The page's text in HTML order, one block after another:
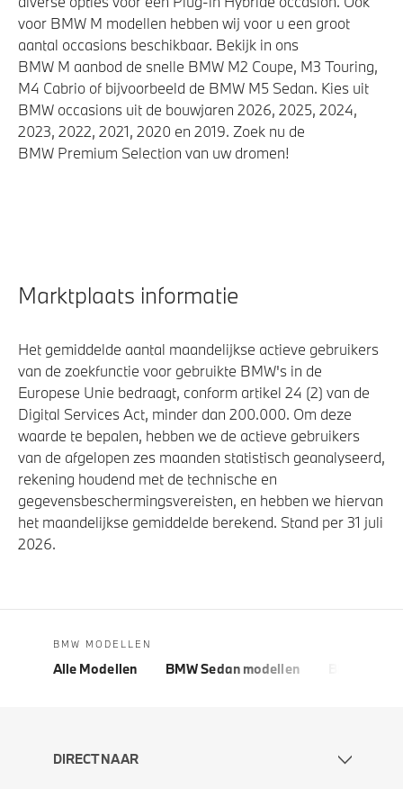
voor BMW M modellen hebben wij voor u een groot
aantal occasions beschikbaar. Bekijk in ons
BMW M aanbod de snelle BMW M2 Coupe, M3 Touring,
M4 Cabrio of bijvoorbeeld de BMW M5 Sedan. Kies uit
BMW occasions uit de bouwjaren 2026, 2025, 2024,
2023, 2022, 2021, 2020 en 2019. Zoek nu de
BMW Premium Selection van uw dromen!
Marktplaats informatie
Het gemiddelde aantal maandelijkse actieve gebruikers
van de zoekfunctie voor gebruikte BMW's in de
Europese Unie bedraagt, conform artikel 24 (2) van de
Digital Services Act, minder dan 200.000. Om deze
waarde te bepalen, hebben we de actieve gebruikers
van de afgelopen zes maanden statistisch geanalyseerd,
rekening houdend met de technische en
gegevensbeschermingsvereisten, en hebben we hiervan
het maandelijkse gemiddelde berekend. Stand per 31 juli
2026.
BMW MODELLEN
Alle Modellen BMW Sedan modellen
DIRECT NAAR